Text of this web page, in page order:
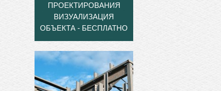
ПРОЕКТИРОВАНИЯ
ВИЗУАЛИЗАЦИЯ
ОБЪЕКТА - БЕСПЛАТНО